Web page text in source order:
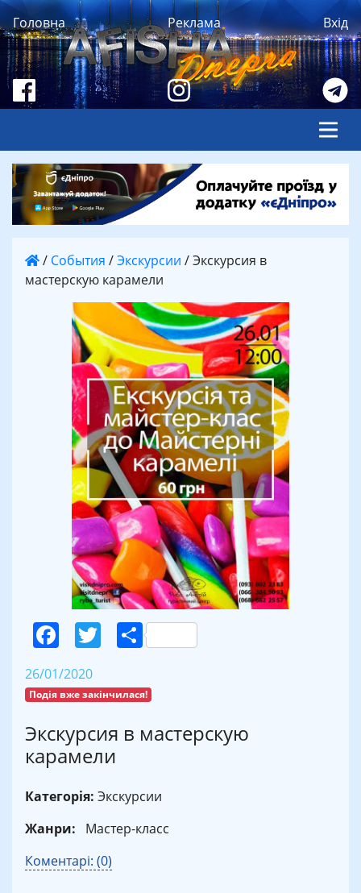
Головна Реклама Вхід
/ События /Экскурсии /Экскурсия в
мастерскую карамели
Facebook
Twitter
Поділитися
26/01/2020
Подія вже закінчилася!
Экскурсия в мастерскую
карамели
Категорія: Экскурсии
Жанри:
Мастер-класс
Коментарі: (0)